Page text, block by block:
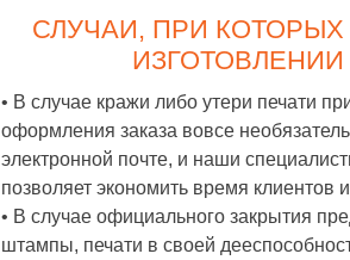
СЛУЧАИ, ПРИ
• В случае кражи либо утери печати
оформления заказа вовсе
электронной почте, и наши
позволяет экономить время клиентов
• В случае официального закрытия
штампы, печати в своей